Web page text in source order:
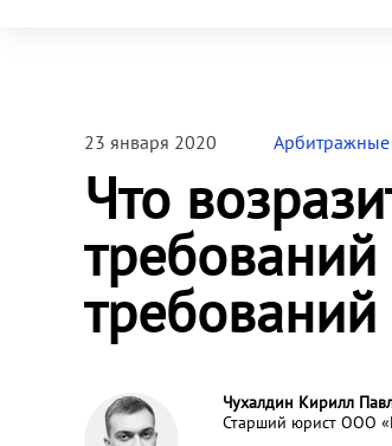
23 января 2020
Что
Чухалдин Кирилл
Старший юрист ООО